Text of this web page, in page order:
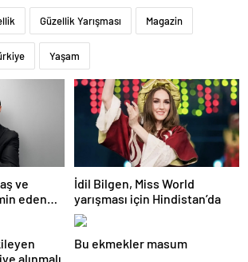
Güzellik Yarışması Magazin
Yaşam
ve
eden
İdil Bilgen, Miss World
yarışması için Hindistan’da
alınmalı
Bu ekmekler masum